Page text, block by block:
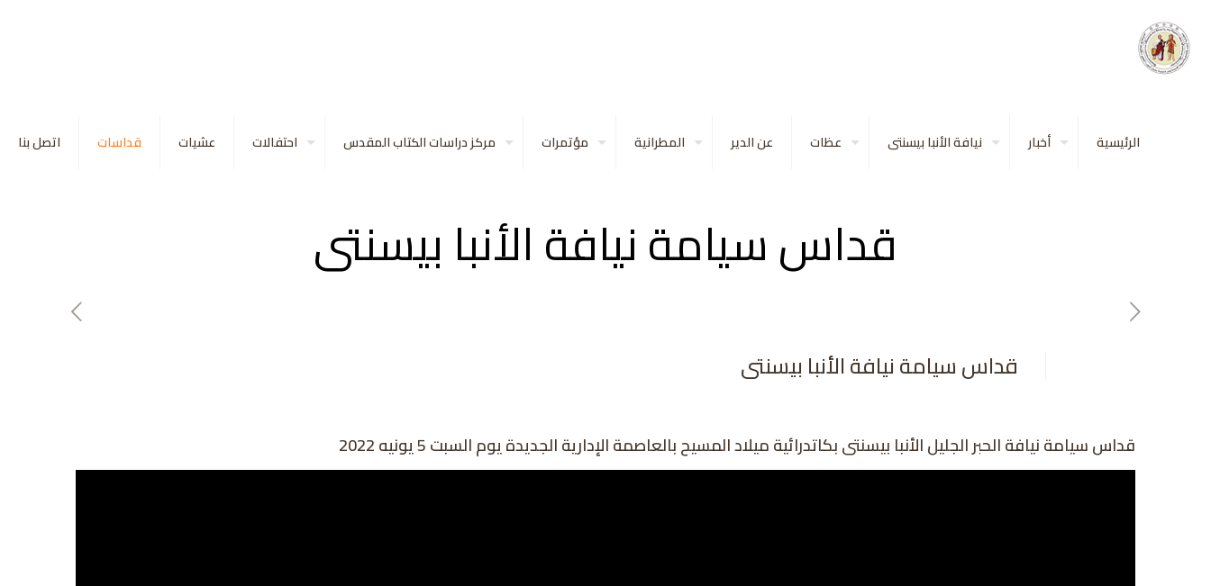
الرئيسية أخبار نيافة الأنبا بيسنتى عظات عن الدير المطرانية مؤتمرات مركز دراسات الكتاب المقدس احتفالات عشيات قداسات اتصل بنا
قداس سيامة نيافة الأنبا بيسنتى
قداس سيامة نيافة الأنبا بيسنتى
قداس سيامة نيافة الحبر الجليل الأنبا بيسنتى بكاتدرائية ميلاد المسيح بالعاصمة الإدارية الجديدة يومالسبت 5 يونيه 2022